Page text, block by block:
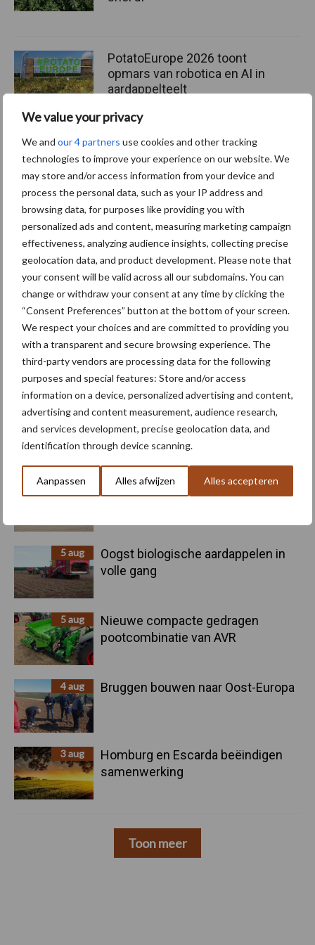
We value your privacy
We and our 4 partners use cookies and other tracking
technologies to improve your experience on our website. We
may store and/or access information from your device and
process the personal data, such as your IP address and
browsing data, for purposes like providing you with
personalized ads and content, measuring marketing campaign
effectiveness, analyzing audience insights, collecting precise
geolocation data, and product development. Please note that
your consent will be valid across all our subdomains. You can
change or withdraw your consent at any time by clicking the
“Consent Preferences” button at the bottom of your screen.
We respect your choices and are committed to providing you
with a transparent and secure browsing experience. The
third-party vendors are processing data for the following
purposes and special features: Store and/or access
information on a device, personalized advertising and content,
advertising and content measurement, audience research,
and services development, precise geolocation data, and
identification through device scanning.
Aanpassen Alles afwijzen Alles accepteren
Primaire
Sidebar
Recent nieuws Partner nieuws
6 aug
"Hoge verwachtingen van schijven
5 aug
Oogst biologische aardappelen in
volle gang
5 aug
Nieuwe compacte gedragen
pootcombinatie van AVR
4 aug Bruggen bouwen naar Oost-Europa
3 aug
Homburg en Escarda beëindigen
samenwerking
Toon meer
PotatoEurope 2026 toont
opmars van robotica en AI in
aardappelteelt
Themapagina's
Machines Duurzaamheid
Aardappelrassen Aardappelprijs
Toon meer